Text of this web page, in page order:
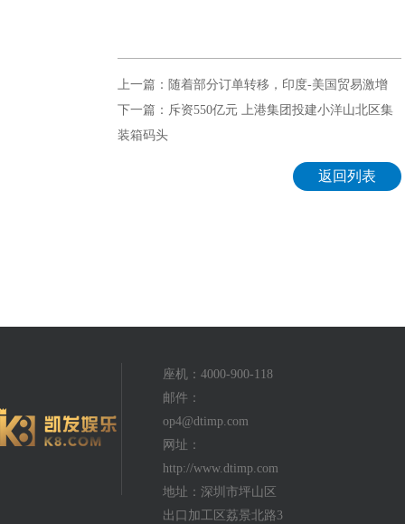
上一篇：随着部分订单转移，印度-美国贸易激增
下一篇：斥资550亿元 上港集团投建小洋山北区集
装箱码头
返回列表
座机：4000-900-118
邮件：
op4@dtimp.com
网址：
http://www.dtimp.com
地址：深圳市坪山区
出口加工区荔景北路3